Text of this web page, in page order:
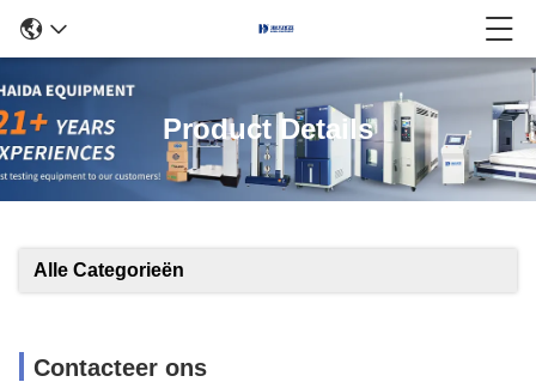
Product Details
Alle Categorieën
Contacteer ons